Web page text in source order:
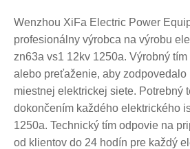
Wenzhou XiFa Electric Power
profesionálny výrobca na výrobu
zn63a vs1 12kv 1250a. Výrobný
alebo preťaženie, aby zodpovedalo
miestnej elektrickej siete. Potrebný
dokončením každého elektrického
1250a. Technický tím odpovie na
od klientov do 24 hodín pre každý